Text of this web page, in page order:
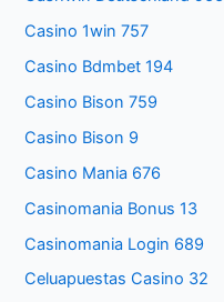
Casino 1win 757
Casino Bdmbet 194
Casino Bison 759
Casino Bison 9
Casino Mania 676
Casinomania Bonus 13
Casinomania Login 689
Celuapuestas Casino 32